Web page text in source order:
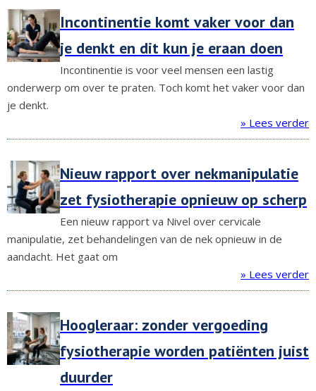
Incontinentie komt vaker voor dan
je denkt en dit kun je eraan doen
Incontinentie is voor veel mensen een lastig
onderwerp om over te praten. Toch komt het vaker voor dan
je denkt.
» Lees verder
Nieuw rapport over nekmanipulatie
zet fysiotherapie opnieuw op scherp
Een nieuw rapport va Nivel over cervicale
manipulatie, zet behandelingen van de nek opnieuw in de
aandacht. Het gaat om
» Lees verder
Hoogleraar: zonder vergoeding
fysiotherapie worden patiënten juist
duurder